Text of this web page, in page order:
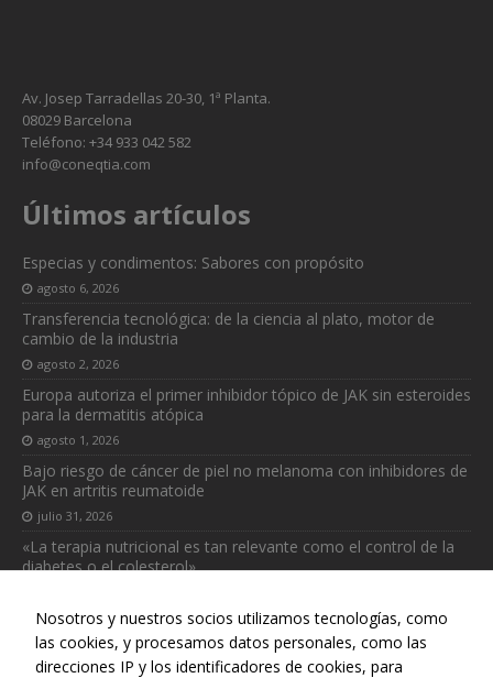
Av. Josep Tarradellas 20-30, 1ª Planta.
08029 Barcelona
Teléfono: +34 933 042 582
info@coneqtia.com
Últimos artículos
Especias y condimentos: Sabores con propósito
agosto 6, 2026
Transferencia tecnológica: de la ciencia al plato, motor de
cambio de la industria
agosto 2, 2026
Europa autoriza el primer inhibidor tópico de JAK sin esteroides
para la dermatitis atópica
agosto 1, 2026
Bajo riesgo de cáncer de piel no melanoma con inhibidores de
JAK en artritis reumatoide
julio 31, 2026
«La terapia nutricional es tan relevante como el control de la
diabetes o el colesterol»
Nosotros y nuestros socios utilizamos tecnologías, como
las cookies, y procesamos datos personales, como las
direcciones IP y los identificadores de cookies, para